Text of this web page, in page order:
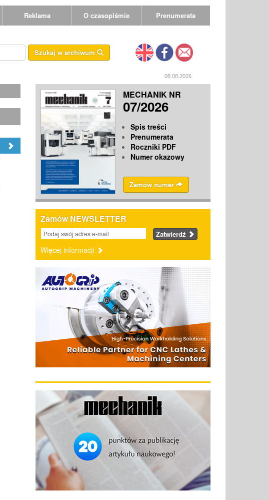
Reklama O czasopiśmie Prenumerata
Szukaj w archiwum
08.08.2026
MECHANIK NR
07/2026
Spis treści
Prenumerata
Roczniki PDF
Numer okazowy
Zamów numer
Zamów NEWSLETTER
Zatwierdź
Więcej informacji